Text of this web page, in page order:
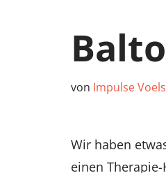
von Impulse Voels
Wir haben
einen